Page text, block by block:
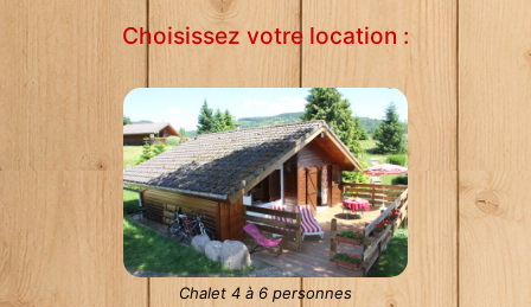
Choisissez votre location :
Chalet 4 à 6 personnes